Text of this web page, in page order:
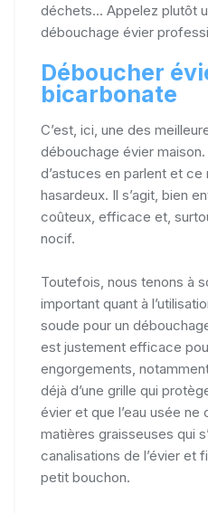
déchets... Appelez plutôt
débouchage évier
Déboucher
bicarbonate
C’est, ici, une des
débouchage évier
d’astuces en parlent et ce
hasardeux. Il s’agit, bien
coûteux, efficace et,
nocif.
Toutefois, nous tenons à
important quant à
soude pour un
est justement efficace
engorgements,
déjà d’une grille qui
évier et que l’eau usée
matières graisseuses qui
canalisations de l’évier et
petit bouchon.